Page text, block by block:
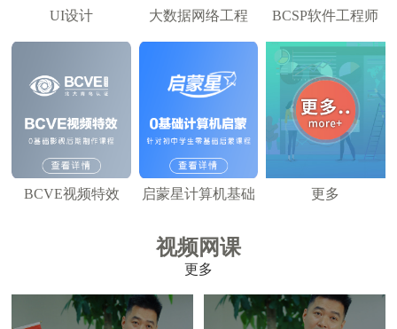
UI设计 大数据网络工程 BCSP软件工程师
BCVE视频特效 启蒙星计算机基础 更多
视频网课
更多